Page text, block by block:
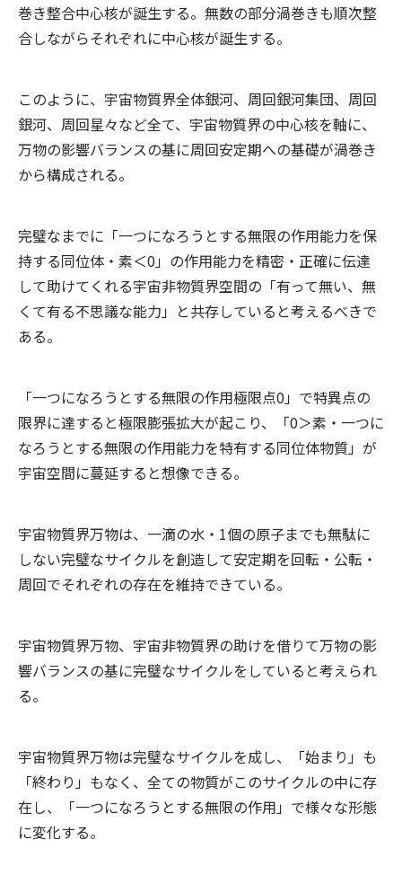
巻き整合中心核が誕生する。無数の部分渦巻きも順次整
合しながらそれぞれに中心核が誕生する。
このように、宇宙物質界全体銀河、周回銀河集団、周回
銀河、周回星々など全て、宇宙物質界の中心核を軸に、
万物の影響バランスの基に周回安定期への基礎が渦巻き
から構成される。
完璧なまでに「一つになろうとする無限の作用能力を保
持する同位体・素＜0」の作用能力を精密・正確に伝達
して助けてくれる宇宙非物質界空間の「有って無い、無
くて有る不思議な能力」と共存していると考えるべきで
ある。
「一つになろうとする無限の作用極限点0」で特異点の
限界に達すると極限膨張拡大が起こり、「0＞素・一つに
なろうとする無限の作用能力を特有する同位体物質」が
宇宙空間に蔓延すると想像できる。
宇宙物質界万物は、一滴の水・1個の原子までも無駄に
しない完璧なサイクルを創造して安定期を回転・公転・
周回でそれぞれの存在を維持できている。
宇宙物質界万物、宇宙非物質界の助けを借りて万物の影
響バランスの基に完璧なサイクルをしていると考えられ
る。
宇宙物質界万物は完璧なサイクルを成し、「始まり」も
「終わり」もなく、全ての物質がこのサイクルの中に存
在し、「一つになろうとする無限の作用」で様々な形態
に変化する。